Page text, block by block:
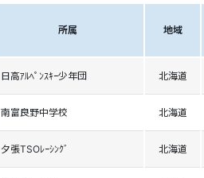
所属 地域
日高ｱﾙﾍﾟﾝｽｷｰ少年団 北海道
南富良野中学校 北海道
夕張TSOﾚｰｼﾝｸﾞ 北海道